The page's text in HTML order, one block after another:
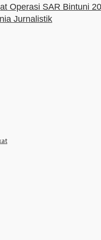
Operasi SAR Bintuni
Jurnalistik